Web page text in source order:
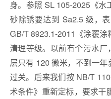
身。参照 SL 105-2025《
砂除锈要达到 Sa2.5 级，
GB/T 8923.1-2011《涂覆
清理等级。以前有个污水
层只有 120 微米，不到一
过关。后来我们按 NB/T
术条件》重新定标，要求干